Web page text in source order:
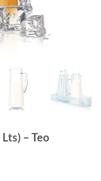
– Teo